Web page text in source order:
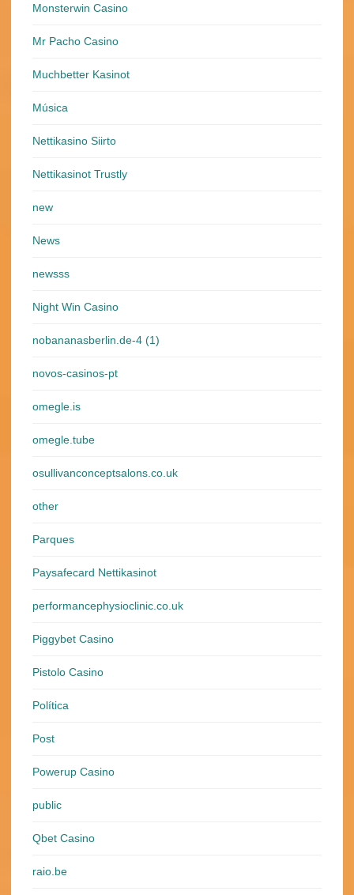
Monsterwin Casino
Mr Pacho Casino
Muchbetter Kasinot
Música
Nettikasino Siirto
Nettikasinot Trustly
new
News
newsss
Night Win Casino
nobananasberlin.de-4 (1)
novos-casinos-pt
omegle.is
omegle.tube
osullivanconceptsalons.co.uk
other
Parques
Paysafecard Nettikasinot
performancephysioclinic.co.uk
Piggybet Casino
Pistolo Casino
Política
Post
Powerup Casino
public
Qbet Casino
raio.be